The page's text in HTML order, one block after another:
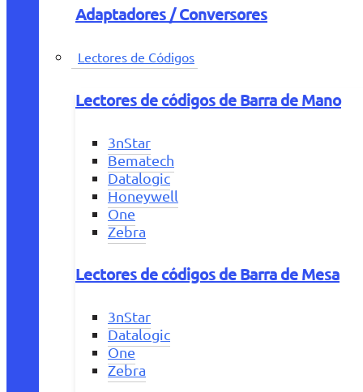
Adaptadores / Conversores
Lectores de Códigos
Lectores de códigos de Barra de Mano
3nStar
Bematech
Datalogic
Honeywell
One
Zebra
Lectores de códigos de Barra de Mesa
3nStar
Datalogic
One
Zebra